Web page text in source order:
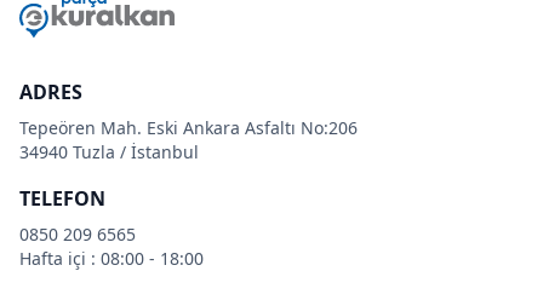
ADRES
Tepeören Mah. Eski Ankara Asfaltı No:206
34940 Tuzla / İstanbul
TELEFON
0850 209 6565
Hafta içi : 08:00 - 18:00